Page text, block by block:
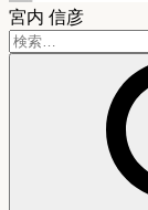
宮内 信彦
検
索: